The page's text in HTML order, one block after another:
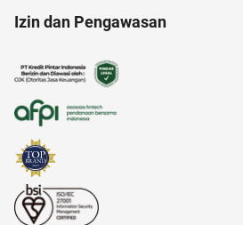
alat masak
Izin dan Pengawasan